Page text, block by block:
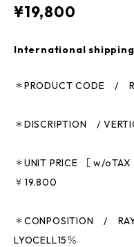
¥19,800
International
＊PRODUCT CODE /
＊DISCRIPTION /
＊UNIT PRICE ［ w/
￥19.800
＊CONPOSITION /
LYOCELL15％